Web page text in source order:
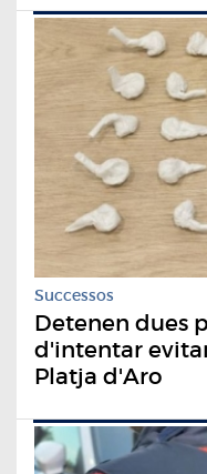
Successos
Detenen dues
d'intentar
Platja d'Aro